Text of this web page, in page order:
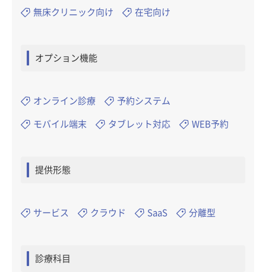
無床クリニック向け 在宅向け
オプション機能
オンライン診療 予約システム
モバイル端末 タブレット対応 WEB予約
提供形態
サービス クラウド SaaS 分離型
診療科目